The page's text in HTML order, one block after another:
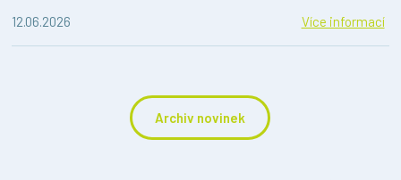
12.06.2026
Více informací
Archiv novinek